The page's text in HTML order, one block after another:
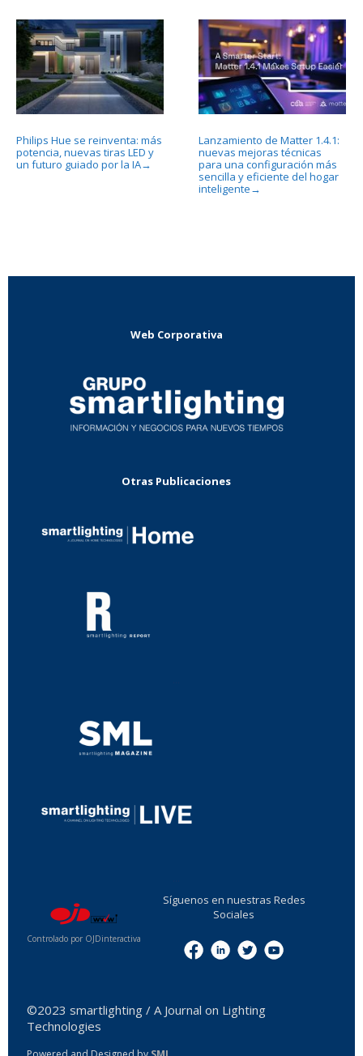
Philips Hue se reinventa: más
potencia, nuevas tiras LED y
un futuro guiado por la IA→
Lanzamiento de Matter 1.4.1:
nuevas mejoras técnicas
para una configuración más
sencilla y eficiente del hogar
inteligente →
Web Corporativa
Otras Publicaciones
Controlado por OJDinteractiva
Síguenos en nuestras Redes
Sociales
©2023 smartlighting / A Journal on Lighting
Technologies